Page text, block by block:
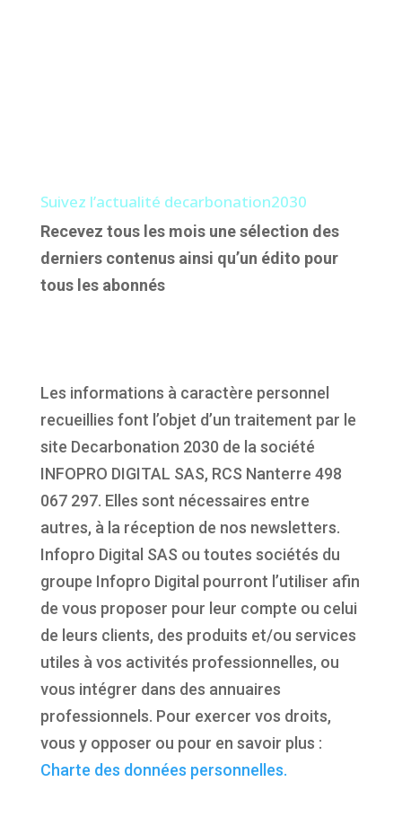
Suivez l’actualité decarbonation2030
Recevez tous les mois une sélection des
derniers contenus ainsi qu’un édito pour
tous les abonnés
Les informations à caractère personnel
recueillies font l’objet d’un traitement par le
site Decarbonation 2030 de la société
INFOPRO DIGITAL SAS, RCS Nanterre 498
067 297. Elles sont nécessaires entre
autres, à la réception de nos newsletters.
Infopro Digital SAS ou toutes sociétés du
groupe Infopro Digital pourront l’utiliser afin
de vous proposer pour leur compte ou celui
de leurs clients, des produits et/ou services
utiles à vos activités professionnelles, ou
vous intégrer dans des annuaires
professionnels. Pour exercer vos droits,
vous y opposer ou pour en savoir plus :
Charte des données personnelles.